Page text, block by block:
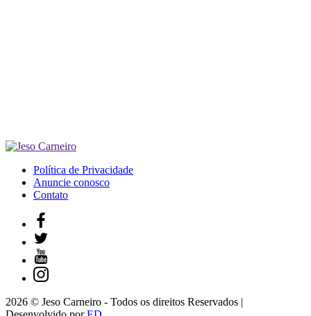
Política de Privacidade
Anuncie conosco
Contato
2026 © Jeso Carneiro - Todos os direitos Reservados |